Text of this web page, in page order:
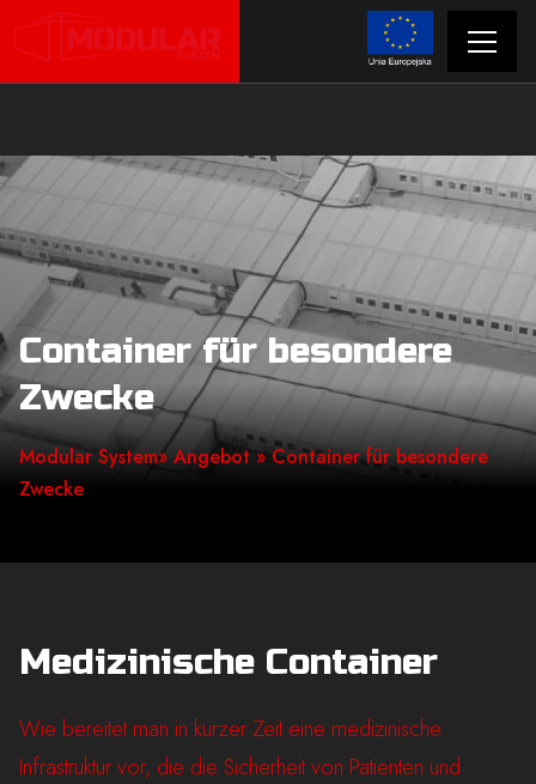
Container für besondere
Zwecke
Modular System» Angebot » Container für besondere
Zwecke
Medizinische Container
Wie bereitet man in kurzer Zeit eine medizinische
Infrastruktur vor, die die Sicherheit von Patienten und